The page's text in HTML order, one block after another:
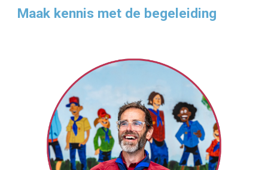
Maak kennis met de begeleiding